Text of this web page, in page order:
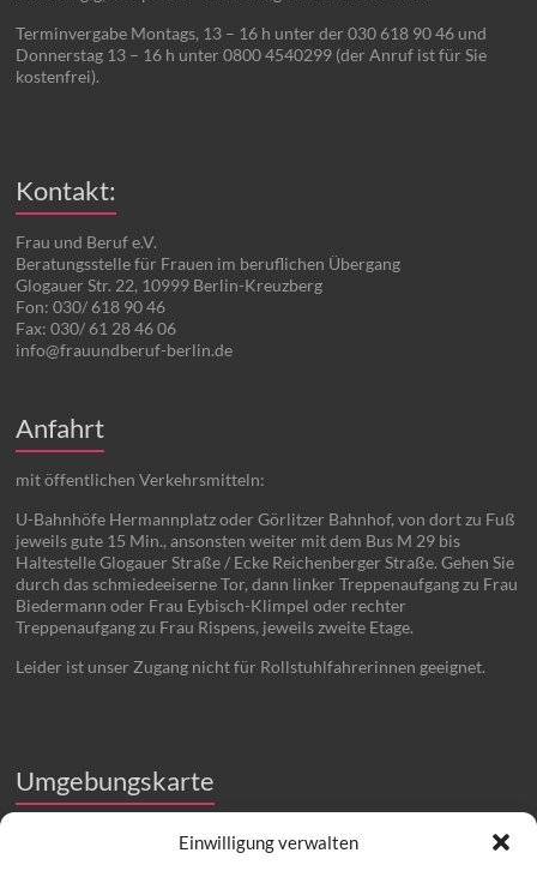
Einwilligung verwalten
Terminvergabe Montags, 13 – 16 h unter der 030 618 90 46 und
Donnerstag 13 – 16 h unter 0800 4540299 (der Anruf ist für Sie
kostenfrei).
Kontakt:
Frau und Beruf e.V.
Beratungsstelle für Frauen im beruflichen Übergang
Glogauer Str. 22, 10999 Berlin-Kreuzberg
Fon: 030/ 618 90 46
Fax: 030/ 61 28 46 06
info@frauundberuf-berlin.de
Anfahrt
mit öffentlichen Verkehrsmitteln:
U-Bahnhöfe Hermannplatz oder Görlitzer Bahnhof, von dort zu Fuß
jeweils gute 15 Min., ansonsten weiter mit dem Bus M 29 bis
Haltestelle Glogauer Straße / Ecke Reichenberger Straße. Gehen Sie
durch das schmiedeeiserne Tor, dann linker Treppenaufgang zu Frau
Biedermann oder Frau Eybisch-Klimpel oder rechter
Treppenaufgang zu Frau Rispens, jeweils zweite Etage.
Leider ist unser Zugang nicht für Rollstuhlfahrerinnen geeignet.
Umgebungskarte